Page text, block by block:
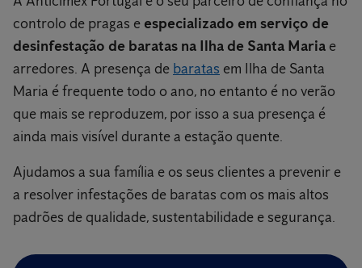
controlo de pragas e especializado em serviço de
desinfestação de baratas na Ilha de Santa Maria e
arredores. A presença de baratas em Ilha de Santa
Maria é frequente todo o ano, no entanto é no verão
que mais se reproduzem, por isso a sua presença é
ainda mais visível durante a estação quente.
Ajudamos a sua família e os seus clientes a prevenir e
a resolver infestações de baratas com os mais altos
padrões de qualidade, sustentabilidade e segurança.